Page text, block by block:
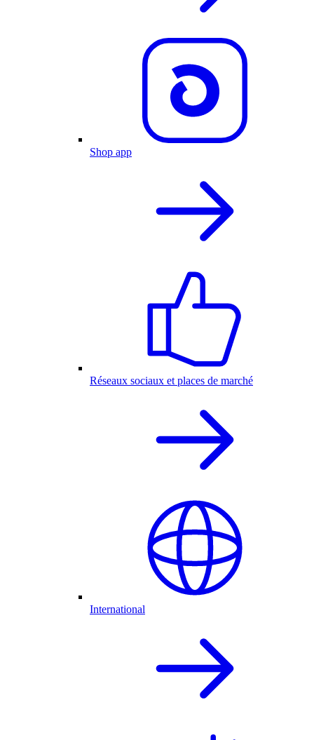
Shop app
Réseaux sociaux et places de marché
International